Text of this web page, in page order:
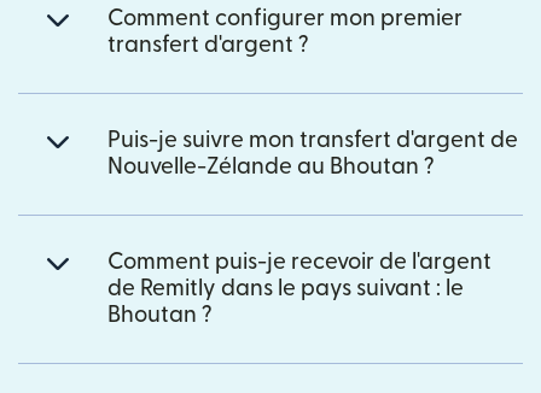
Comment configurer mon premier
transfert d'argent ?
Puis-je suivre mon transfert d'argent de
Nouvelle-Zélande au Bhoutan ?
Comment puis-je recevoir de l'argent
de Remitly dans le pays suivant : le
Bhoutan ?